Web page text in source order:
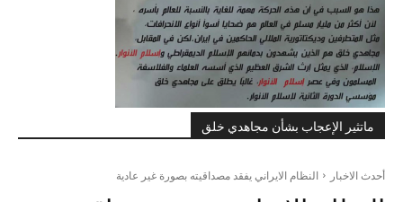
ماتثير الإعجاب بشأن مجاهدي خلق
أحدث الاخبار النظام الايراني يفقد مصداقيته بصورة غير عادية